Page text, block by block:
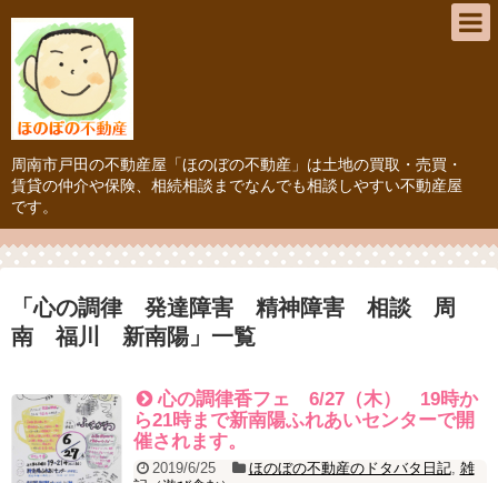
周南市戸田の不動産屋「ほのぼの不動産」は土地の買取・売買・
賃貸の仲介や保険、相続相談までなんでも相談しやすい不動産屋
です。
「心の調律 発達障害 精神障害 相談 周
南 福川 新南陽 」 一覧
心の調律香フェ 6/27（木） 19時か
ら21時まで新南陽ふれあいセンターで開
催されます。
2019/6/25 ほのぼの不動産のドタバタ日記, 雑